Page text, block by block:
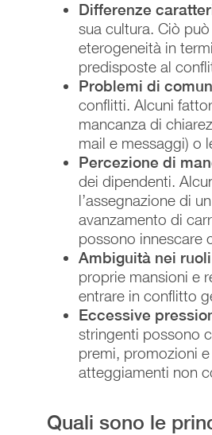
Differenze
sua cultura. Ciò
eterogeneità in
predisposte al
Problemi di
conflitti. Alcuni
mancanza di
mail e messaggi) o
Percezione di
dei dipendenti.
l’assegnazione di
avanzamento di
possono innescare
Ambiguità nei
proprie mansioni e
entrare in conflitto
Eccessive
stringenti possono
premi, promozioni
atteggiamenti non
Quali sono le